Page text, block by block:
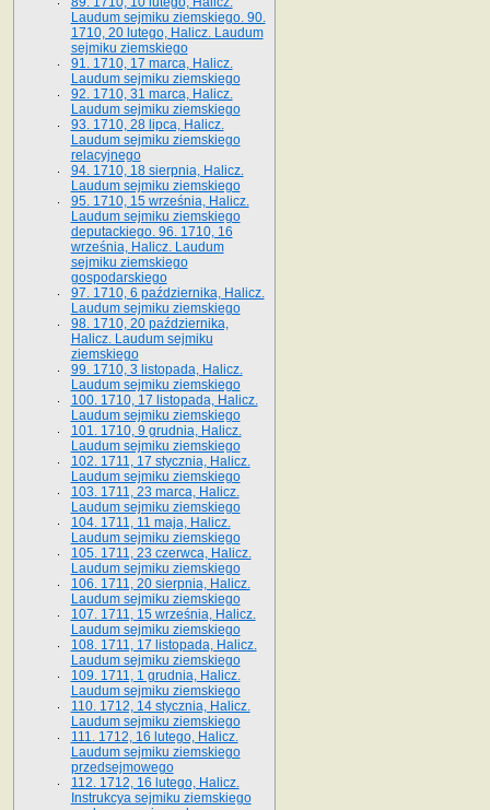
Laudum sejmiku ziemskiego. 90.
1710, 20 lutego, Halicz. Laudum
sejmiku ziemskiego
91. 1710, 17 marca, Halicz.
Laudum sejmiku ziemskiego
92. 1710, 31 marca, Halicz.
Laudum sejmiku ziemskiego
93. 1710, 28 lipca, Halicz.
Laudum sejmiku ziemskiego
relacyjnego
94. 1710, 18 sierpnia, Halicz.
Laudum sejmiku ziemskiego
95. 1710, 15 września, Halicz.
Laudum sejmiku ziemskiego
deputackiego. 96. 1710, 16
września, Halicz. Laudum
sejmiku ziemskiego
gospodarskiego
97. 1710, 6 października, Halicz.
Laudum sejmiku ziemskiego
98. 1710, 20 października,
Halicz. Laudum sejmiku
ziemskiego
99. 1710, 3 listopada, Halicz.
Laudum sejmiku ziemskiego
100. 1710, 17 listopada, Halicz.
Laudum sejmiku ziemskiego
101. 1710, 9 grudnia, Halicz.
Laudum sejmiku ziemskiego
102. 1711, 17 stycznia, Halicz.
Laudum sejmiku ziemskiego
103. 1711, 23 marca, Halicz.
Laudum sejmiku ziemskiego
104. 1711, 11 maja, Halicz.
Laudum sejmiku ziemskiego
105. 1711, 23 czerwca, Halicz.
Laudum sejmiku ziemskiego
106. 1711, 20 sierpnia, Halicz.
Laudum sejmiku ziemskiego
107. 1711, 15 września, Halicz.
Laudum sejmiku ziemskiego
108. 1711, 17 listopada, Halicz.
Laudum sejmiku ziemskiego
109. 1711, 1 grudnia, Halicz.
Laudum sejmiku ziemskiego
110. 1712, 14 stycznia, Halicz.
Laudum sejmiku ziemskiego
111. 1712, 16 lutego, Halicz.
Laudum sejmiku ziemskiego
przedsejmowego
112. 1712, 16 lutego, Halicz.
Instrukcya sejmiku ziemskiego